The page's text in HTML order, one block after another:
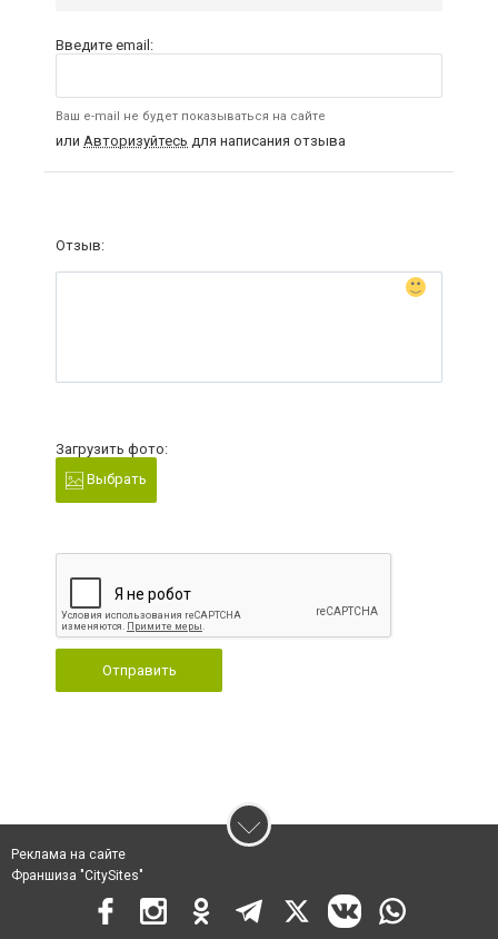
Введите email:
Ваш e-mail не будет показываться на сайте
или Авторизуйтесь для написания отзыва
Отзыв:
Загрузить фото:
Выбрать
Отправить
Реклама на сайте
Франшиза "CitySites"